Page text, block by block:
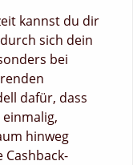
kannst du dir
sich dein
bei
dafür, dass
hinweg